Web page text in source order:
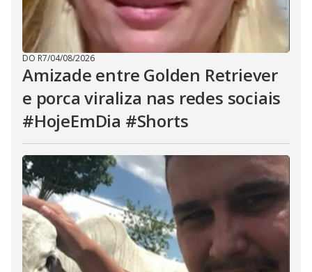
DO R7/04/08/2026
Amizade entre Golden Retriever
e porca viraliza nas redes sociais
#HojeEmDia #Shorts